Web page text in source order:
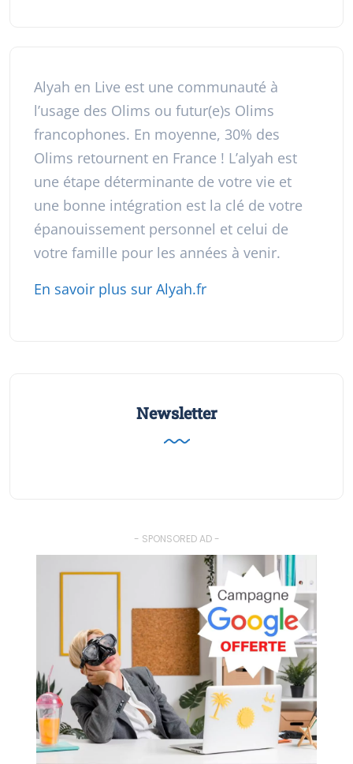
Alyah en Live est une communauté à
l’usage des Olims ou futur(e)s Olims
francophones. En moyenne, 30% des
Olims retournent en France ! L’alyah est
une étape déterminante de votre vie et
une bonne intégration est la clé de votre
épanouissement personnel et celui de
votre famille pour les années à venir.
En savoir plus sur Alyah.fr
Newsletter
- SPONSORED AD -